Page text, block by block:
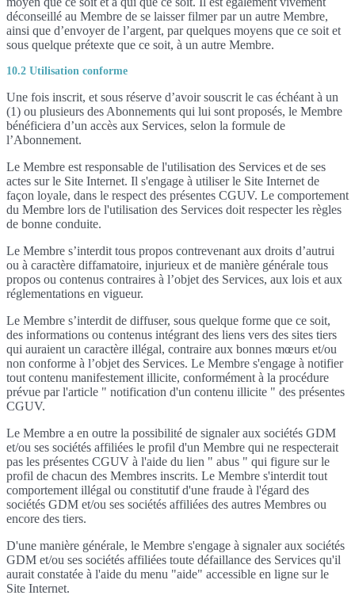
déconseillé au Membre de se laisser filmer par un autre Membre,
ainsi que d’envoyer de l’argent, par quelques moyens que ce soit et
sous quelque prétexte que ce soit, à un autre Membre.
10.2 Utilisation conforme
Une fois inscrit, et sous réserve d’avoir souscrit le cas échéant à un
(1) ou plusieurs des Abonnements qui lui sont proposés, le Membre
bénéficiera d’un accès aux Services, selon la formule de
l’Abonnement.
Le Membre est responsable de l'utilisation des Services et de ses
actes sur le Site Internet. Il s'engage à utiliser le Site Internet de
façon loyale, dans le respect des présentes CGUV. Le comportement
du Membre lors de l'utilisation des Services doit respecter les règles
de bonne conduite.
Le Membre s’interdit tous propos contrevenant aux droits d’autrui
ou à caractère diffamatoire, injurieux et de manière générale tous
propos ou contenus contraires à l’objet des Services, aux lois et aux
réglementations en vigueur.
Le Membre s’interdit de diffuser, sous quelque forme que ce soit,
des informations ou contenus intégrant des liens vers des sites tiers
qui auraient un caractère illégal, contraire aux bonnes mœurs et/ou
non conforme à l’objet des Services. Le Membre s'engage à notifier
tout contenu manifestement illicite, conformément à la procédure
prévue par l'article " notification d'un contenu illicite " des présentes
CGUV.
Le Membre a en outre la possibilité de signaler aux sociétés GDM
et/ou ses sociétés affiliées le profil d'un Membre qui ne respecterait
pas les présentes CGUV à l'aide du lien " abus " qui figure sur le
profil de chacun des Membres inscrits. Le Membre s'interdit tout
comportement illégal ou constitutif d'une fraude à l'égard des
sociétés GDM et/ou ses sociétés affiliées des autres Membres ou
encore des tiers.
D'une manière générale, le Membre s'engage à signaler aux sociétés
GDM et/ou ses sociétés affiliées toute défaillance des Services qu'il
aurait constatée à l'aide du menu "aide" accessible en ligne sur le
Site Internet.